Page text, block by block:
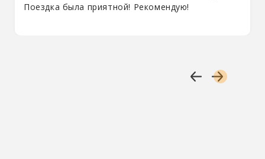
Поездка была приятной! Рекомендую!